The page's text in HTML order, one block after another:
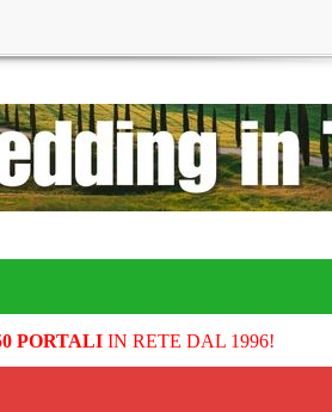
PORTALIIN RETE DAL 1996!